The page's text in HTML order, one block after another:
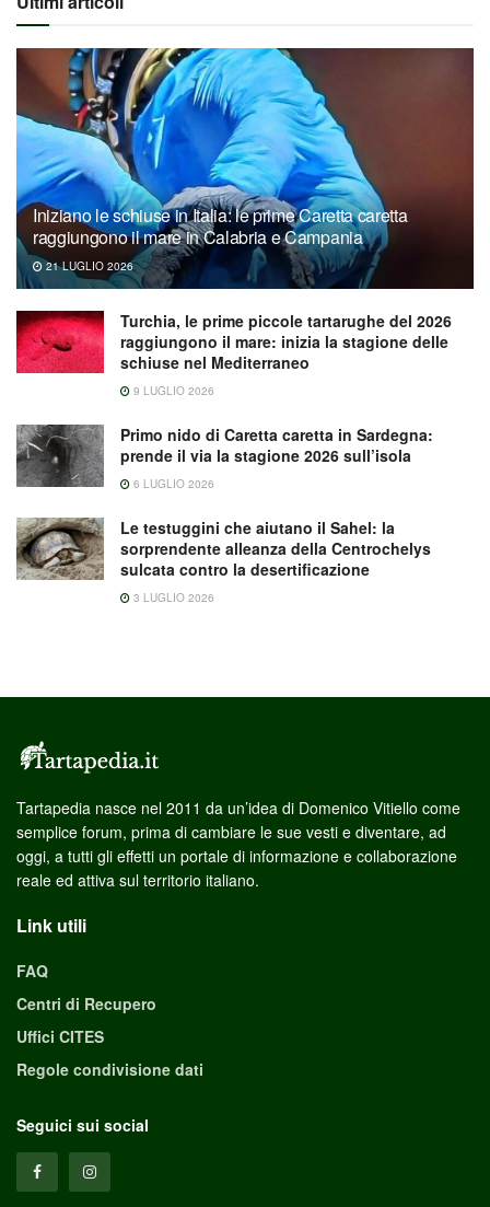
Iniziano le schiuse in Italia: le prime Caretta caretta
raggiungono il mare in Calabria e Campania
21 LUGLIO 2026
Turchia, le prime piccole tartarughe del 2026
raggiungono il mare: inizia la stagione delle
schiuse nel Mediterraneo
9 LUGLIO 2026
Primo nido di Caretta caretta in Sardegna:
prende il via la stagione 2026 sull’isola
6 LUGLIO 2026
Le testuggini che aiutano il Sahel: la
sorprendente alleanza della Centrochelys
sulcata contro la desertificazione
3 LUGLIO 2026
Tartapedia nasce nel 2011 da un’idea di Domenico Vitiello come
semplice forum, prima di cambiare le sue vesti e diventare, ad
oggi, a tutti gli effetti un portale di informazione e collaborazione
reale ed attiva sul territorio italiano.
Link utili
FAQ
Centri di Recupero
Uffici CITES
Regole condivisione dati
Seguici sui social